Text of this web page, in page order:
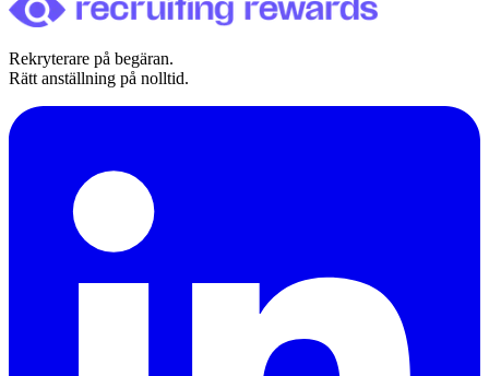
Rekryterare på begäran.
Rätt anställning på nolltid.